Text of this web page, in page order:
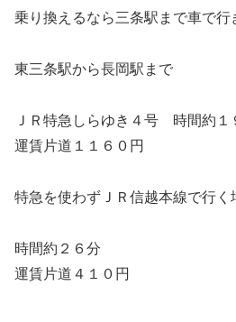
乗り換えるなら三条駅まで車で行
東三条駅から長岡駅まで
ＪＲ特急しらゆき４号 時間約１
運賃片道１１６０円
特急を使わずＪＲ信越本線で行く
時間約２６分
運賃片道４１０円